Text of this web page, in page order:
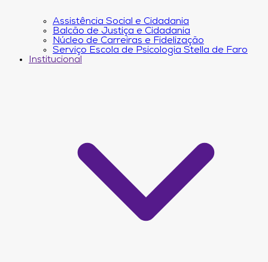
Assistência Social e Cidadania
Balcão de Justiça e Cidadania
Núcleo de Carreiras e Fidelização
Serviço Escola de Psicologia Stella de Faro
Institucional